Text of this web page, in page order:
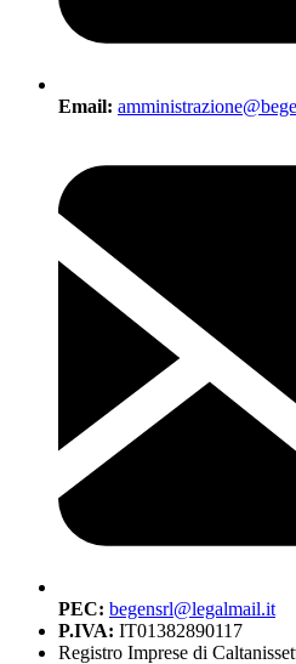
Email:
PEC: begensrl@legalmail.it
P.IVA: IT01382890117
Registro Imprese di